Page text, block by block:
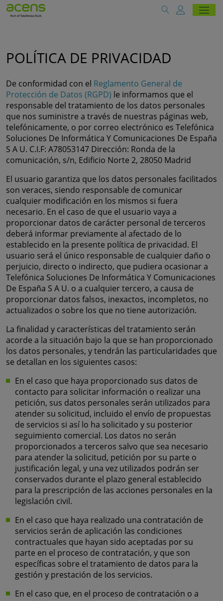
POLÍTICA DE PRIVACIDAD
De conformidad con el Reglamento General de
Protección de Datos (RGPD) le informamos que el
responsable del tratamiento de los datos personales
que nos suministre a través de nuestras páginas web,
telefónicamente, o por correo electrónico es Telefónica
Soluciones De Informática Y Comunicaciones De España
S A U. C.I.F: A78053147 Dirección: Ronda de la
comunicación, s/n, Edificio Norte 2, 28050 Madrid
El usuario garantiza que los datos personales facilitados
son veraces, siendo responsable de comunicar
cualquier modificación en los mismos si fuera
necesario. En el caso de que el usuario vaya a
proporcionar datos de carácter personal de terceros
deberá informar previamente al afectado de lo
establecido en la presente política de privacidad. El
usuario será el único responsable de cualquier daño o
perjuicio, directo o indirecto, que pudiera ocasionar a
Telefónica Soluciones De Informática Y Comunicaciones
De España S A U. o a cualquier tercero, a causa de
proporcionar datos falsos, inexactos, incompletos, no
actualizados o sobre los que no tiene autorización.
La finalidad y características del tratamiento serán
acorde a la situación bajo la que se han proporcionado
los datos personales, y tendrán las particularidades que
se detallan en los siguientes casos:
En el caso que haya proporcionado sus datos de
contacto para solicitar información o realizar una
petición, sus datos personales serán utilizados para
atender su solicitud, incluido el envío de propuestas
de servicios si así lo ha solicitado y su posterior
seguimiento comercial. Los datos no serán
proporcionados a terceros salvo que sea necesario
para atender la solicitud, petición por su parte o
justificación legal, y una vez utilizados podrán ser
conservados durante el plazo general establecido
para la prescripción de las acciones personales en la
legislación civil.
En el caso que haya realizado una contratación de
servicios serán de aplicación las condiciones
contractuales que hayan sido aceptadas por su
parte en el proceso de contratación, y que son
específicas sobre el tratamiento de datos para la
gestión y prestación de los servicios.
En el caso que, en el proceso de contratación o a